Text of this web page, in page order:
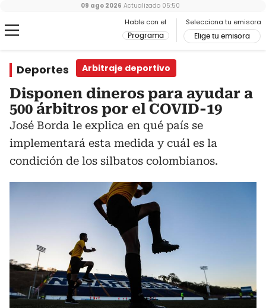
Hable con el
Programa
Selecciona tu emisora
Elige tu emisora
09 ago 2026 Actualizado 05:50
Deportes Arbitraje deportivo
Disponen dineros para ayudar a
500 árbitros por el COVID-19
José Borda le explica en qué país se
implementará esta medida y cuál es la
condición de los silbatos colombianos.